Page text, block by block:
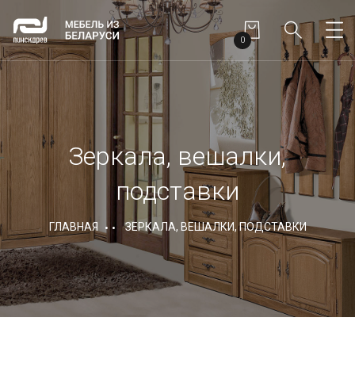
0
Зеркала, вешалки,
подставки
ГЛАВНАЯ ЗЕРКАЛА, ВЕШАЛКИ, ПОДСТАВКИ